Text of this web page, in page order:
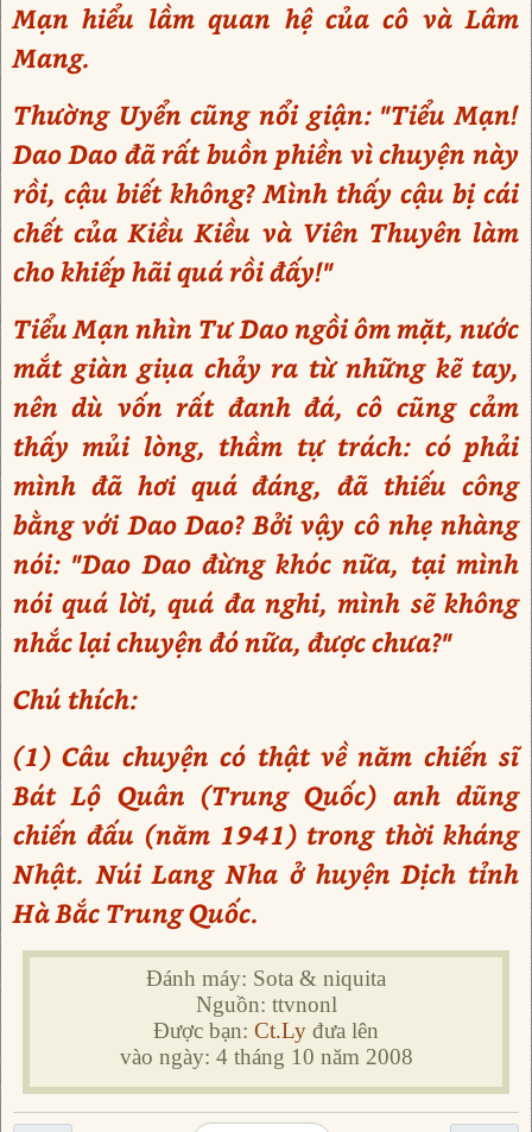
Mạn hiểu lầm quan hệ của cô và Lâm
Mang.
Thường Uyển cũng nổi giận: "Tiểu Mạn!
Dao Dao đã rất buồn phiền vì chuyện này
rồi, cậu biết không? Mình thấy cậu bị cái
chết của Kiều Kiều và Viên Thuyên làm
cho khiếp hãi quá rồi đấy!"
Tiểu Mạn nhìn Tư Dao ngồi ôm mặt, nước
mắt giàn giụa chảy ra từ những kẽ tay,
nên dù vốn rất đanh đá, cô cũng cảm
thấy mủi lòng, thầm tự trách: có phải
mình đã hơi quá đáng, đã thiếu công
bằng với Dao Dao? Bởi vậy cô nhẹ nhàng
nói: "Dao Dao đừng khóc nữa, tại mình
nói quá lời, quá đa nghi, mình sẽ không
nhắc lại chuyện đó nữa, được chưa?"
Chú thích:
(1) Câu chuyện có thật về năm chiến sĩ
Bát Lộ Quân (Trung Quốc) anh dũng
chiến đấu (năm 1941) trong thời kháng
Nhật. Núi Lang Nha ở huyện Dịch tỉnh
Hà Bắc Trung Quốc.
Đánh máy: Sota & niquita
Nguồn: ttvnonl
Được bạn: Ct.Ly đưa lên
vào ngày: 4 tháng 10 năm 2008